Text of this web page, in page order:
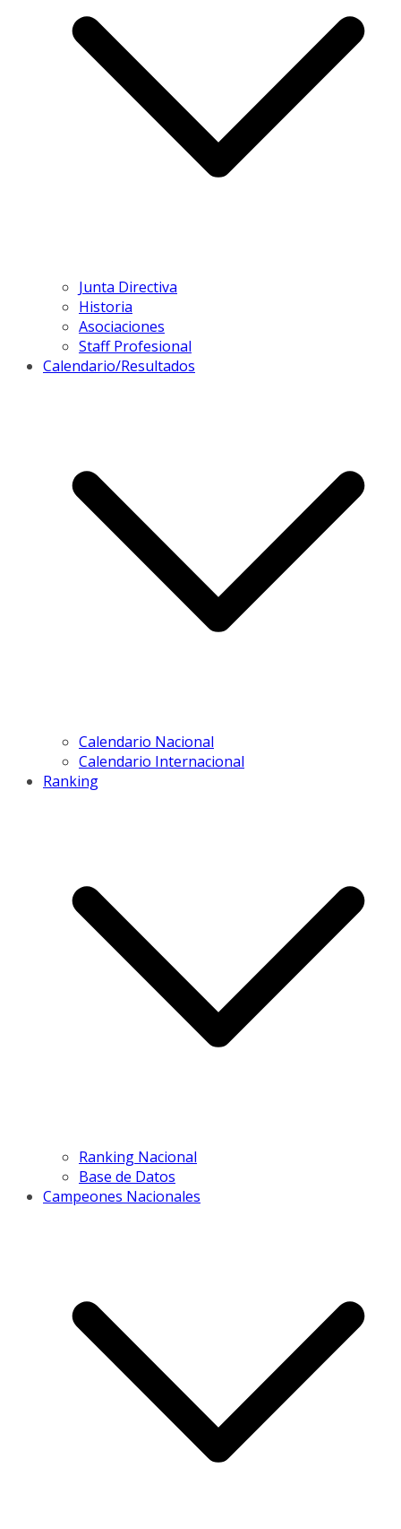
Junta Directiva
Historia
Asociaciones
Staff Profesional
Calendario/Resultados
Calendario Nacional
Calendario Internacional
Ranking
Ranking Nacional
Base de Datos
Campeones Nacionales